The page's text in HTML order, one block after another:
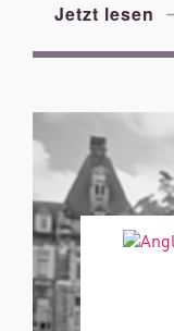
Jetzt lesen